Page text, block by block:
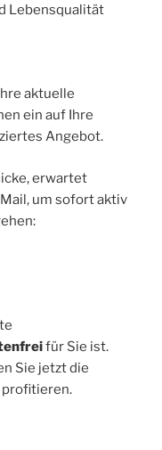
Lebensqualität
aktuelle
ein auf Ihre
Angebot.
erwartet
um sofort aktiv
für Sie ist.
Sie jetzt die
profitieren.